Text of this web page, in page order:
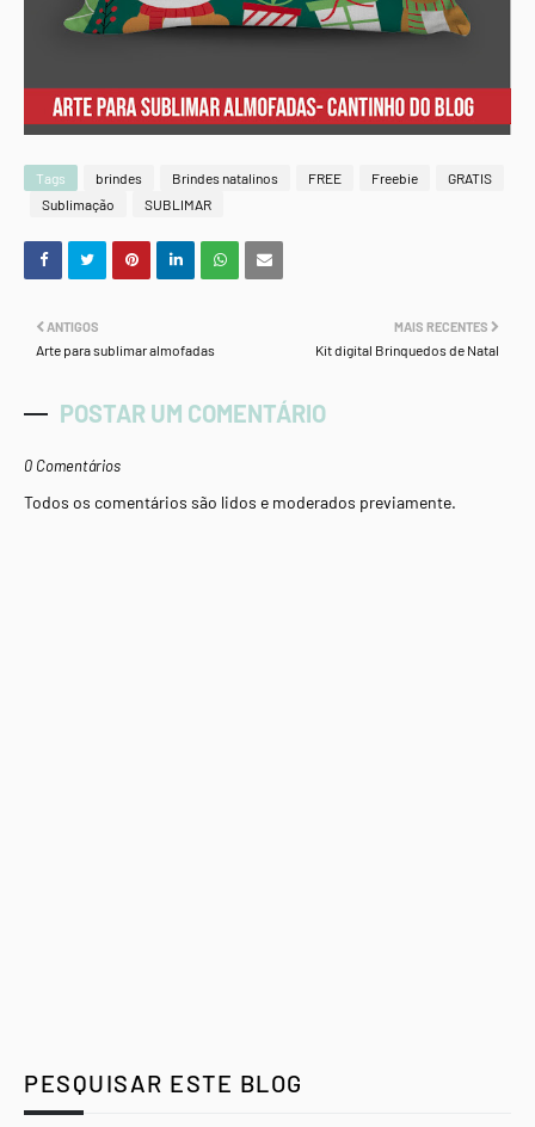
Tags brindes Brindes natalinos FREE Freebie
GRATIS
Sublimação
SUBLIMAR
MAIS RECENTES
Kit digital Brinquedos de Natal
ANTIGOS
Arte para sublimar almofadas
POSTAR UM COMENTÁRIO
0 Comentários
Todos os comentários são lidos e moderados previamente.
PESQUISAR ESTE BLOG